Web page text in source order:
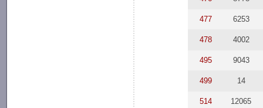
477 6253
478 4002
495 9043
499 14
514 12065